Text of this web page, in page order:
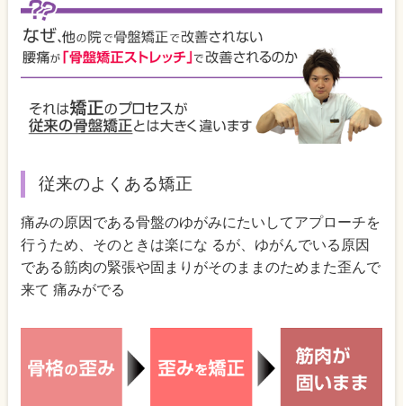
従来のよくある矯正
痛みの原因である骨盤のゆがみにたいしてアプローチを
行うため、そのときは楽にな るが、ゆがんでいる原因
である筋肉の緊張や固まりがそのままのためまた歪んで
来て 痛みがでる